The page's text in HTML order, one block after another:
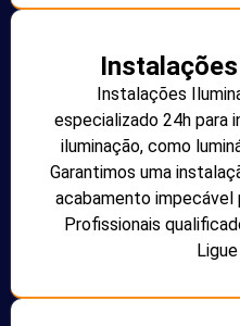
Instalações
especializado 24h para
iluminação, como
Garantimos uma
acabamento impecável
Profissionais